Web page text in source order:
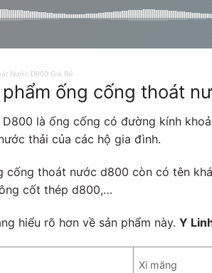
Nước D800 Giá Rẻ
phẩm ống cống thoát
là ống cống có đường kính
thải của các hộ gia đình.
cống thoát nước d800 còn có tên
cốt thép d800,…
hiểu rõ hơn về sản phẩm này. Y
Xi măng